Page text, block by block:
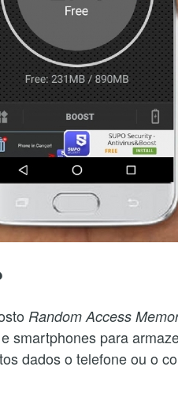
Random Access
smartphones para
dados o telefone ou o